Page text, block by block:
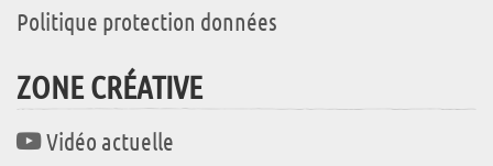
Politique protection données
ZONE CRÉATIVE
Vidéo actuelle